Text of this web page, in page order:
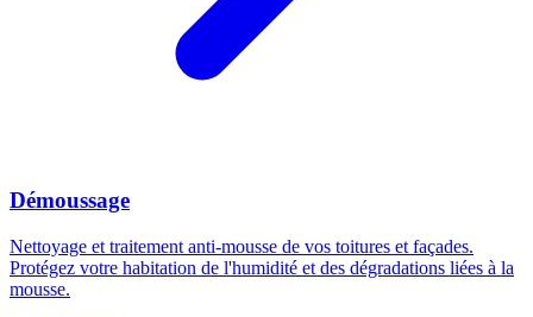
Démoussage
Nettoyage et traitement anti-mousse de vos toitures et façades.
Protégez votre habitation de l'humidité et des dégradations liées à la
mousse.